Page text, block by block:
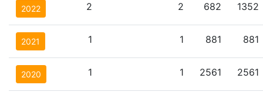
2022 2 2 682 1352
2021 1 1 881 881
2020 1 1 2561 2561